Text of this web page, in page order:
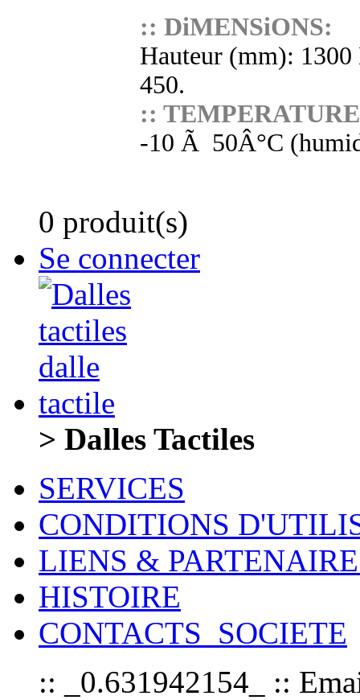
:: DiMENSiONS:
Hauteur (mm):
450.
::
-10 Ã 50Â°C
0 produit(s)
Se connecter
> Dalles Tactiles
SERVICES
CONDITIONS
LIENS &
HISTOIRE
CONTACTS_SOCIETE
:: _0.631942154_ ::